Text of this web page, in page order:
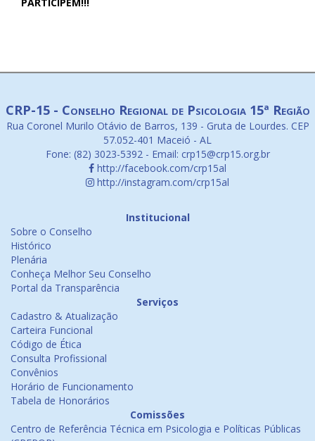
CRP-15 - Conselho Regional de Psicologia 15ª Região
Rua Coronel Murilo Otávio de Barros, 139 - Gruta de Lourdes. CEP
57.052-401 Maceió - AL
Fone: (82) 3023-5392 - Email: crp15@crp15.org.br
http://facebook.com/crp15al
http://instagram.com/crp15al
Institucional
Sobre o Conselho
Histórico
Plenária
Conheça Melhor Seu Conselho
Portal da Transparência
Serviços
Cadastro & Atualização
Carteira Funcional
Código de Ética
Consulta Profissional
Convênios
Horário de Funcionamento
Tabela de Honorários
Comissões
Centro de Referência Técnica em Psicologia e Políticas Públicas